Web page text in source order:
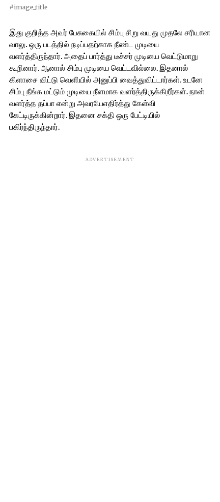
#image_title
இது குறித்த அவர் பேசுகையில் சிம்பு சிறு வயது முதலே சரியான
வாலு. ஒரு படத்தில் நடிப்பதற்காக நீண்ட முடியை
வளர்த்திருந்தார். அதைப் பார்த்து டீச்சர் முடியை வெட்டுமாறு
கூறினார். ஆனால் சிம்பு முடியை வெட்டவில்லை. இதனால்
கிளாசை விட்டு வெளியில் அனுப்பி வைத்துவிட்டார்கள். உடனே
சிம்பு நீங்க மட்டும் முடியை நீளமாக வளர்த்திருக்கிறீர்கள். நான்
வளர்த்த தப்பா என்று அவரயேஎதிர்த்து கேள்வி
கேட்டிருக்கின்றார். இதனை சக்தி ஒரு பேட்டியில்
பகிர்ந்திருந்தார்.
ADVERTISEMENT